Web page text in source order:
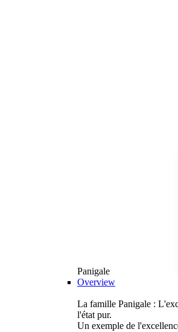
Panigale
Overview
La famille Panigale :
l'état pur.
Un exemple de